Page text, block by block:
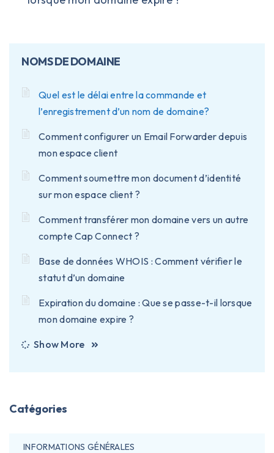
NOMS DE DOMAINE
Quel est le délai entre la commande et
l’enregistrement d’un nom de domaine?
Comment configurer un Email Forwarder depuis
mon espace client
Comment soumettre mon document d’identité
sur mon espace client ?
Comment transférer mon domaine vers un autre
compte Cap Connect ?
Base de données WHOIS : Comment vérifier le
statut d’un domaine
Expiration du domaine : Que se passe-t-il lorsque
mon domaine expire ?
Show More
Catégories
INFORMATIONS GÉNÉRALES